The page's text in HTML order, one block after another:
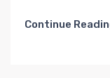
Continue